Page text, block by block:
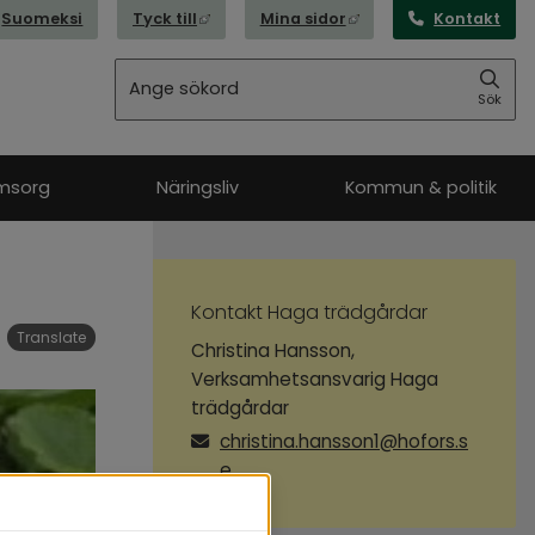
Suomeksi Tyck till Länk till annan webbplats, öppnas i
Mina sidor Länk till annan
Kontakt
Sök
Näringsliv Kommun & politik
Translate
Kontakt Haga trädgårdar
Christina Hansson,
Verksamhetsansvarig Haga
trädgårdar
christina.hansson1@hofors.s
e